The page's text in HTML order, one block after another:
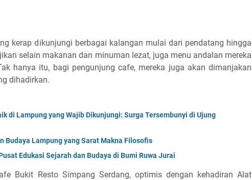
kerap dikunjungi berbagai kalangan mulai dari pendatang hingga
selain makanan dan minuman lezat, juga menu andalan mereka
hanya itu, bagi pengunjung cafe, mereka juga akan dimanjakan
dihadirkan.
di Lampung yang Wajib Dikunjungi: Surga Tersembunyi di Ujung
Budaya Lampung yang Sarat Makna Filosofis
Edukasi Sejarah dan Budaya di Bumi Ruwa Jurai
Bukit Resto Simpang Serdang, optimis dengan kehadiran Alat